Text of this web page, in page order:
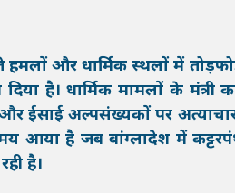
और धार्मिक स्थलों में
है। धार्मिक मामलों के
ईसाई अल्पसंख्यकों पर
आया है जब बांग्लादेश में
है।